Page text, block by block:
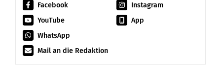
Facebook
Instagram
YouTube
App
WhatsApp
Mail an die Redaktion